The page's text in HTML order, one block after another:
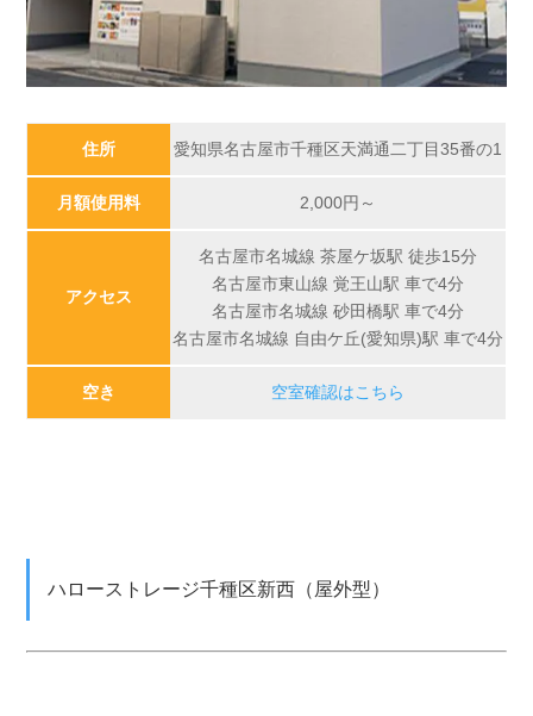
住所 愛知県名古屋市千種区天満通二丁目35番の1
月額使用料 2,000円～
アクセス
名古屋市名城線 茶屋ケ坂駅 徒歩15分
名古屋市東山線 覚王山駅 車で4分
名古屋市名城線 砂田橋駅 車で4分
名古屋市名城線 自由ケ丘(愛知県)駅 車で4分
空き 空室確認はこちら
ハローストレージ千種区新西（屋外型）